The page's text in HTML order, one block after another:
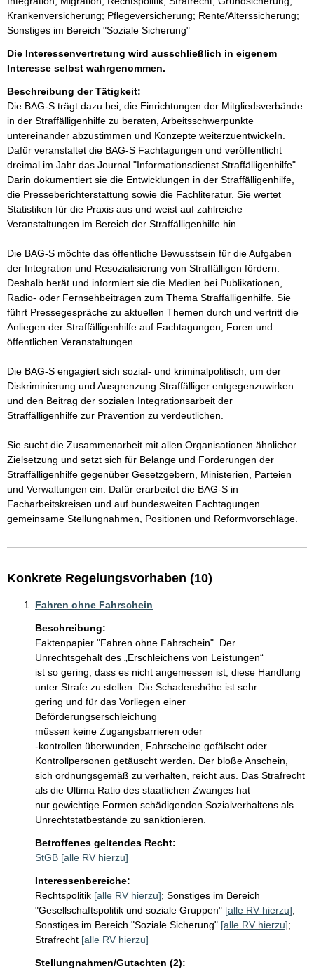
Krankenversicherung; Pflegeversicherung; Rente/Alterssicherung;
Sonstiges im Bereich "Soziale Sicherung"
Die Interessenvertretung wird ausschließlich in eigenem
Interesse selbst wahrgenommen.
Beschreibung der Tätigkeit:
Die BAG-S trägt dazu bei, die Einrichtungen der Mitgliedsverbände
in der Straffälligenhilfe zu beraten, Arbeitsschwerpunkte
untereinander abzustimmen und Konzepte weiterzuentwickeln.
Dafür veranstaltet die BAG-S Fachtagungen und veröffentlicht
dreimal im Jahr das Journal "Informationsdienst Straffälligenhilfe".
Darin dokumentiert sie die Entwicklungen in der Straffälligenhilfe,
die Presseberichterstattung sowie die Fachliteratur. Sie wertet
Statistiken für die Praxis aus und weist auf zahlreiche
Veranstaltungen im Bereich der Straffälligenhilfe hin.
Die BAG-S möchte das öffentliche Bewusstsein für die Aufgaben
der Integration und Resozialisierung von Straffälligen fördern.
Deshalb berät und informiert sie die Medien bei Publikationen,
Radio- oder Fernsehbeiträgen zum Thema Straffälligenhilfe. Sie
führt Pressegespräche zu aktuellen Themen durch und vertritt die
Anliegen der Straffälligenhilfe auf Fachtagungen, Foren und
öffentlichen Veranstaltungen.
Die BAG-S engagiert sich sozial- und kriminalpolitisch, um der
Diskriminierung und Ausgrenzung Straffälliger entgegenzuwirken
und den Beitrag der sozialen Integrationsarbeit der
Straffälligenhilfe zur Prävention zu verdeutlichen.
Sie sucht die Zusammenarbeit mit allen Organisationen ähnlicher
Zielsetzung und setzt sich für Belange und Forderungen der
Straffälligenhilfe gegenüber Gesetzgebern, Ministerien, Parteien
und Verwaltungen ein. Dafür erarbeitet die BAG-S in
Facharbeitskreisen und auf bundesweiten Fachtagungen
gemeinsame Stellungnahmen, Positionen und Reformvorschläge.
Konkrete Regelungsvorhaben (10)
Fahren ohne Fahrschein
Beschreibung:
Faktenpapier "Fahren ohne Fahrschein". Der
Unrechtsgehalt des „Erschleichens von Leistungen“
ist so gering, dass es nicht angemessen ist, diese Handlung
unter Strafe zu stellen. Die Schadenshöhe ist sehr
gering und für das Vorliegen einer
Beförderungserschleichung
müssen keine Zugangsbarrieren oder
-kontrollen überwunden, Fahrscheine gefälscht oder
Kontrollpersonen getäuscht werden. Der bloße Anschein,
sich ordnungsgemäß zu verhalten, reicht aus. Das Strafrecht
als die Ultima Ratio des staatlichen Zwanges hat
nur gewichtige Formen schädigenden Sozialverhaltens als
Unrechtstatbestände zu sanktionieren.
Betroffenes geltendes Recht:
StGB [alle RV hierzu]
Interessenbereiche:
Rechtspolitik [alle RV hierzu]; Sonstiges im Bereich
"Gesellschaftspolitik und soziale Gruppen" [alle RV hierzu];
Sonstiges im Bereich "Soziale Sicherung" [alle RV hierzu];
Strafrecht [alle RV hierzu]
Stellungnahmen/Gutachten (2):